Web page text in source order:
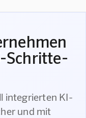
Schritte-
integrierten KI-
und mit